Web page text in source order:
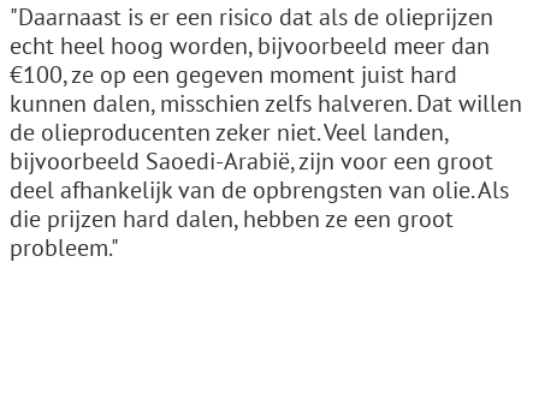
"Daarnaast is er een risico dat als de olieprijzen
echt heel hoog worden, bijvoorbeeld meer dan
€100, ze op een gegeven moment juist hard
kunnen dalen, misschien zelfs halveren. Dat willen
de olieproducenten zeker niet. Veel landen,
bijvoorbeeld Saoedi-Arabië, zijn voor een groot
deel afhankelijk van de opbrengsten van olie. Als
die prijzen hard dalen, hebben ze een groot
probleem."